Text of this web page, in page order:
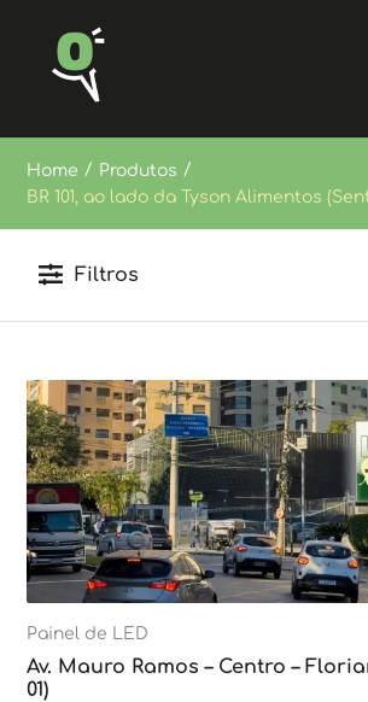
Home / Produtos /
BR 101, ao lado da Tyson Alimentos
Filtros
Painel de LED
Av. Mauro Ramos – Centro –
01)